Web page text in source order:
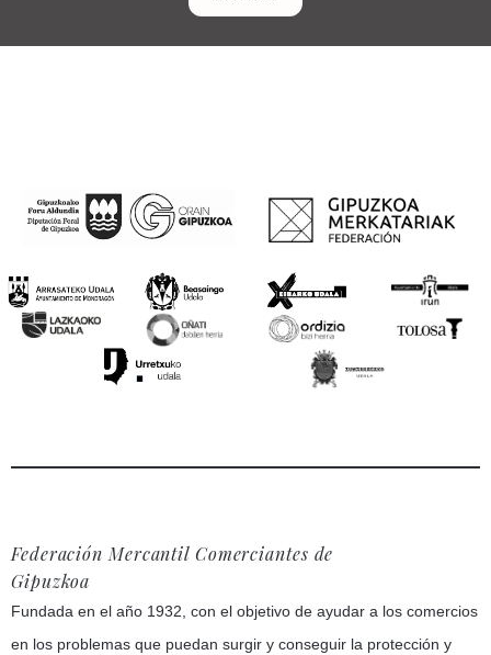
Federación Mercantil Comerciantes de
Gipuzkoa
Fundada en el año 1932, con el objetivo de ayudar a los comercios
en los problemas que puedan surgir y conseguir la protección y